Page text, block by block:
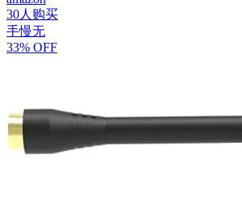
30人购买
手慢无
33% OFF